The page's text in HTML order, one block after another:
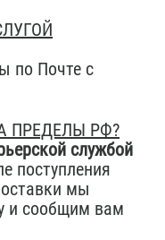
по Почте с
ПРЕДЕЛЫ РФ?
службой
поступления
мы
и сообщим вам